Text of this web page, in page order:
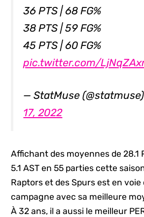
36 PTS | 68 FG%
38 PTS | 59 FG%
45 PTS | 60 FG%
pic.twitter.com/
— StatMuse
17, 2022
Affichant des moyennes de 28.1
5.1 AST en 55 parties cette
Raptors et des Spurs est en
campagne avec sa meilleure
À 32 ans, il a aussi le meilleur